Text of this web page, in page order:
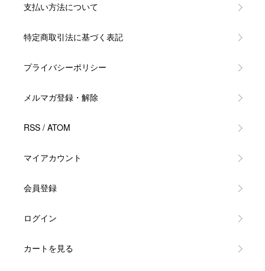
支払い方法について
特定商取引法に基づく表記
プライバシーポリシー
メルマガ登録・解除
RSS / ATOM
マイアカウント
会員登録
ログイン
カートを見る